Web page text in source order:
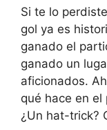
Si te lo
gol ya es
ganado el
ganado un
aficionados.
qué hace en el
¿Un hat-trick?